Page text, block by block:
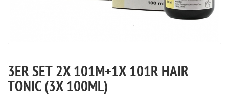
3ER SET 2X 101M+1X 101R HAIR
TONIC (3X 100ML)